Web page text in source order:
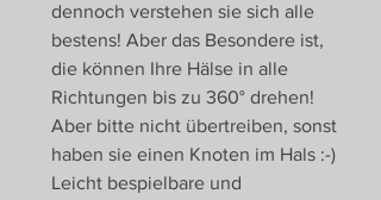
dennoch verstehen sie sich alle
bestens! Aber das Besondere ist,
die können Ihre Hälse in alle
Richtungen bis zu 360° drehen!
Aber bitte nicht übertreiben, sonst
haben sie einen Knoten im Hals :-)
Leicht bespielbare und